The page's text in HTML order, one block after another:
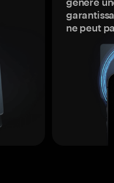
ne peut